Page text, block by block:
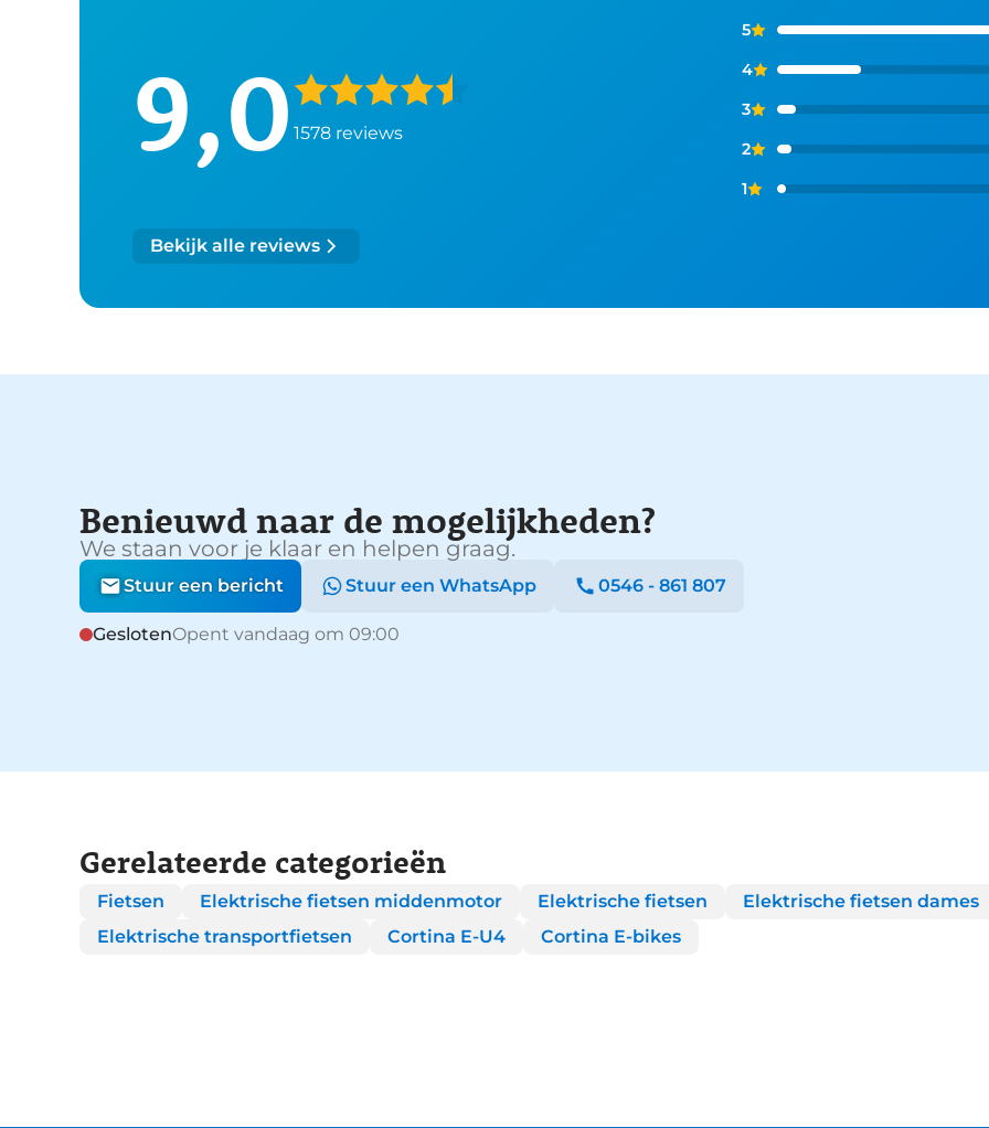
9,0 1578 reviews
5
4
3
2
1
Bekijk alle reviews
Benieuwd naar de mogelijkheden?
We staan voor je klaar en helpen graag.
Stuur een bericht Stuur een WhatsApp 0546 - 861 807
GeslotenOpent vandaag om 09:00
Gerelateerde categorieën
Fietsen Elektrische fietsen middenmotor Elektrische fietsen Elektrische fietsen dames
Elektrische transportfietsen
Cortina E-U4 Cortina E-bikes